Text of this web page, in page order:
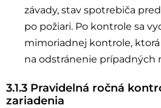
závady, stav spotrebiča
po požiari. Po kontrole sa
mimoriadnej kontrole, ktorá
na odstránenie prípadných
3.1.3 Pravidelná ročná
zariadenia